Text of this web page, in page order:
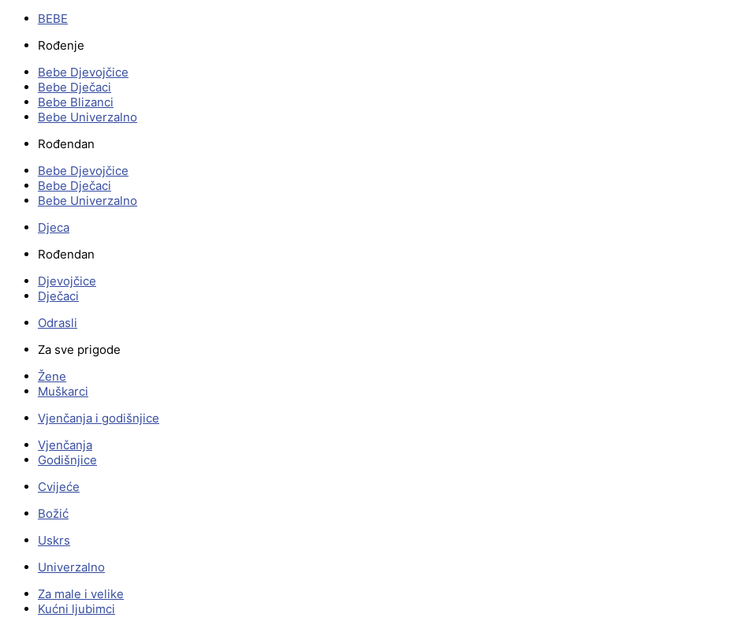
BEBE
Rođenje
Bebe Djevojčice
Bebe Dječaci
Bebe Blizanci
Bebe Univerzalno
Rođendan
Bebe Djevojčice
Bebe Dječaci
Bebe Univerzalno
Djeca
Rođendan
Djevojčice
Dječaci
Odrasli
Za sve prigode
Žene
Muškarci
Vjenčanja i godišnjice
Vjenčanja
Godišnjice
Cvijeće
Božić
Uskrs
Univerzalno
Za male i velike
Kućni ljubimci